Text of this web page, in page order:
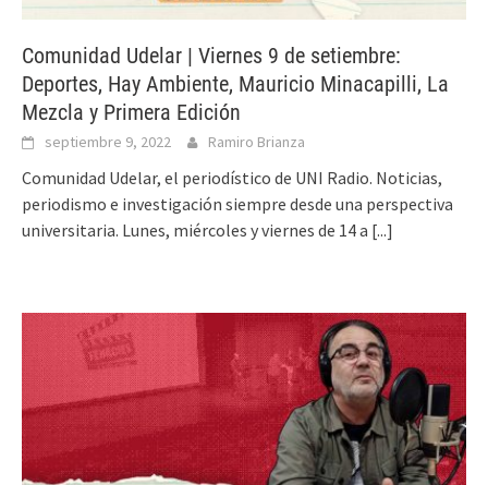
Comunidad Udelar | Viernes 9 de setiembre:
Deportes, Hay Ambiente, Mauricio Minacapilli, La
Mezcla y Primera Edición
septiembre 9, 2022 Ramiro Brianza
Comunidad Udelar, el periodístico de UNI Radio. Noticias,
periodismo e investigación siempre desde una perspectiva
universitaria. Lunes, miércoles y viernes de 14 a [...]